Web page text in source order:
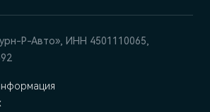
Р-Авто», ИНН 4501110065,